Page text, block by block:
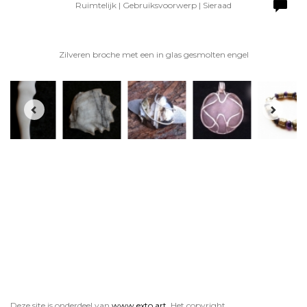
Ruimtelijk | Gebruiksvoorwerp | Sieraad
Zilveren broche met een in glas gesmolten engel